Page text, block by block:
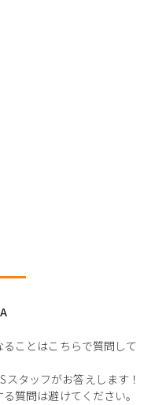
ことはこちらで質問して
スタッフがお答えします！
質問は避けてください。